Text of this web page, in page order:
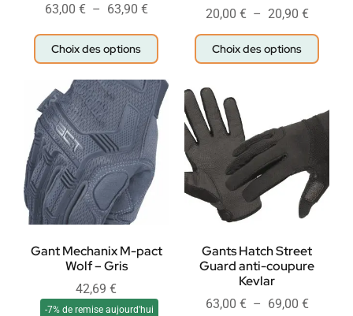
63,00 € – 63,90 €
Choix des options
20,00 € – 20,90 €
Choix des options
Gant Mechanix M-pact
Wolf – Gris
42,69 €
-7% de remise aujourd'hui
Gants Hatch Street
Guard anti-coupure
Kevlar
63,00 € – 69,00 €